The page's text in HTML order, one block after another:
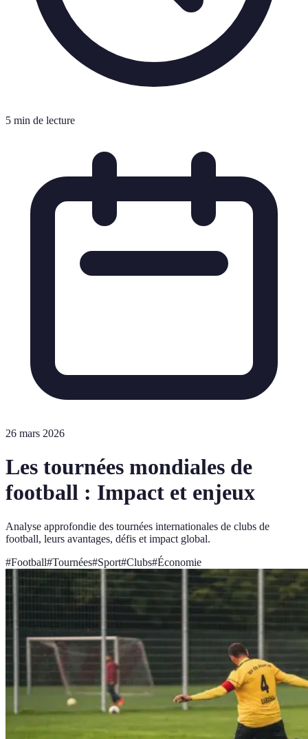
5 min de lecture
26 mars 2026
Les tournées mondiales de
football : Impact et enjeux
Analyse approfondie des tournées internationales de clubs de
football, leurs avantages, défis et impact global.
#Football#Tournées#Sport#Clubs#Économie